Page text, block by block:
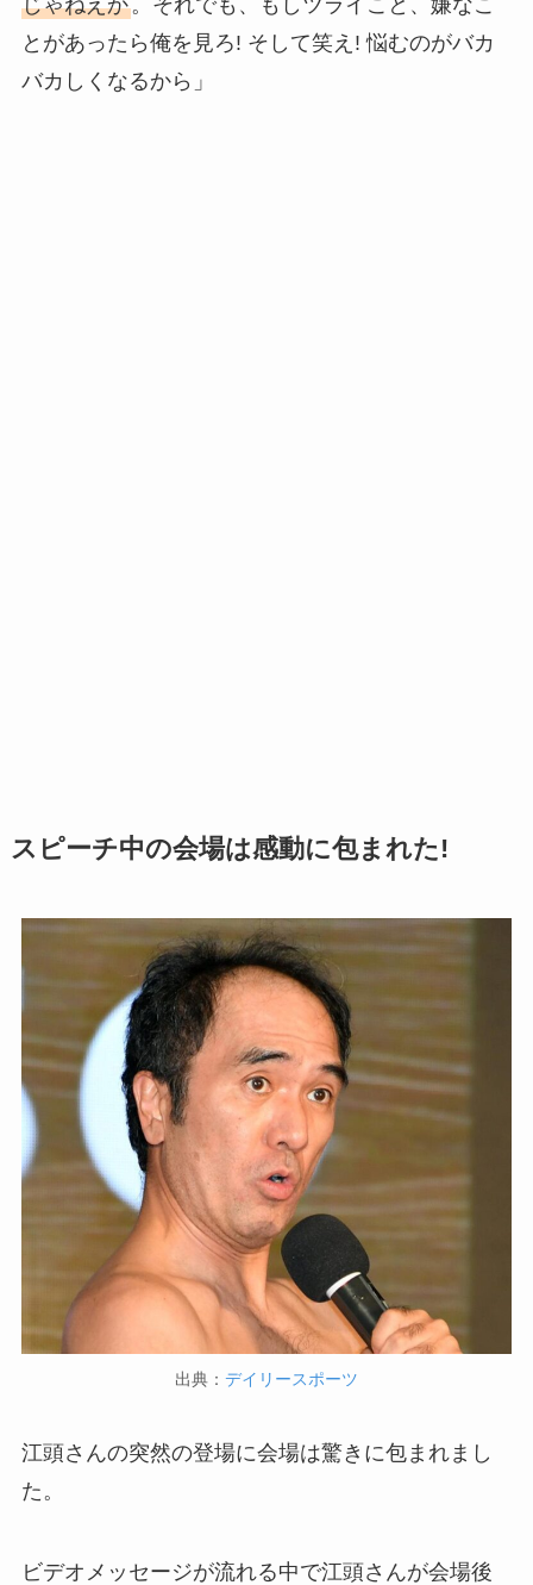
じゃねえか。それでも、もしツライこと、嫌なこ
とがあったら俺を見ろ! そして笑え! 悩むのがバカ
バカしくなるから」
スピーチ中の会場は感動に包まれた!
出典： デイリースポーツ
江頭さんの突然の登場に会場は驚きに包まれまし
た。
ビデオメッセージが流れる中で江頭さんが会場後